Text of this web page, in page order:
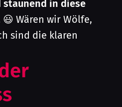
in diese
😃 Wären wir Wölfe,
sind die klaren